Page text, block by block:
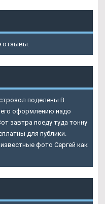
отзывы.
поделены В
его оформлению надо
завтра поеду туда тонну
для публики.
фото Сергей как